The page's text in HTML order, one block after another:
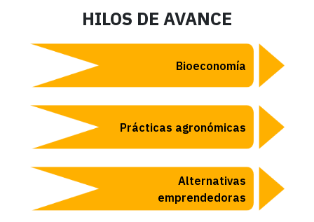
HILOS DE AVANCE
Bioeconomía
Prácticas agronómicas
Alternativas
emprendedoras